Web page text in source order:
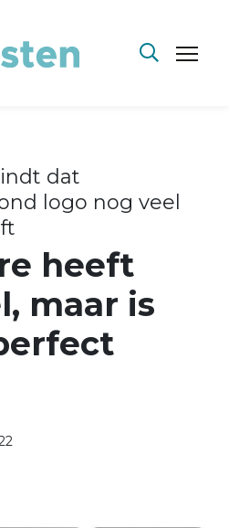
dat
logo nog veel
heeft
maar is